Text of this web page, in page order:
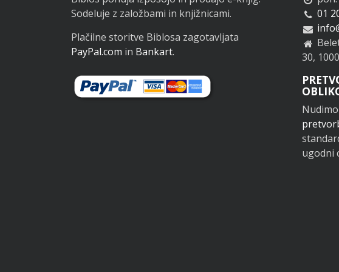
Sodeluje z založbami in knjižnicami.
Plačilne storitve Biblosa zagotavljata
PayPal.com in Bankart.
01
30,
ugodni